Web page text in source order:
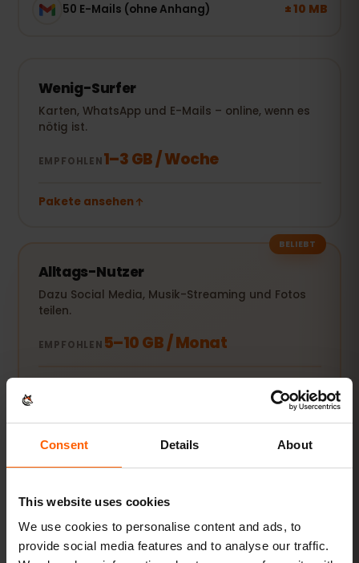
Consent Details About
This website uses cookies
We use cookies to personalise content and ads, to
provide social media features and to analyse our traffic.
50 E-Mails (ohne Anhang) ± 10 MB
Wenig-Surfer
Karten, WhatsApp und E-Mails – online, wenn es
nötig ist.
EMPFOHLEN1–3 GB / Woche
Pakete ansehen
BELIEBT
Alltags-Nutzer
Dazu Social Media, Musik-Streaming und Fotos
teilen.
EMPFOHLEN 5–10 GB / Monat
mitversorgen.
EMPFOHLEN20 GB+ oder Unlimited